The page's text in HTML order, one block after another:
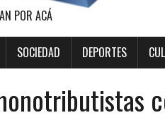
POR ACÁ
SOCIEDAD DEPORTES